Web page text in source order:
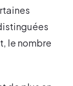
le nombre